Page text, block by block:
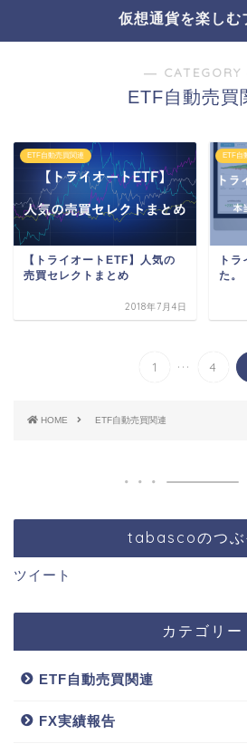
仮想通貨を楽しむ
―
ETF自動売買
ETF自動売買関連
【トライオートETF】人気の
売買セレクトまとめ
2018年7月4日
ETF自
ト
た。
1 ... 4
HOME ETF自動売買関連
tabascoのつぶ
ツイート
カテゴリー
ETF自動売買関連
FX実績報告